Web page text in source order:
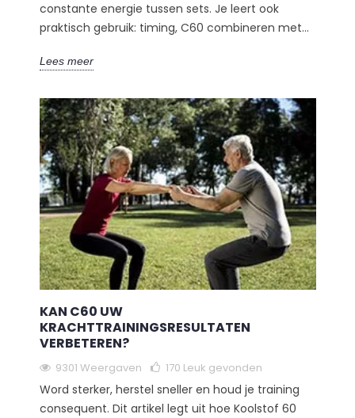
constante energie tussen sets. Je leert ook
praktisch gebruik: timing, C60 combineren met...
Lees meer
KAN C60 UW
KRACHTTRAININGSRESULTATEN
VERBETEREN?
9301 Weergaven 170 Leuk gevonden
Word sterker, herstel sneller en houd je training
consequent. Dit artikel legt uit hoe Koolstof 60